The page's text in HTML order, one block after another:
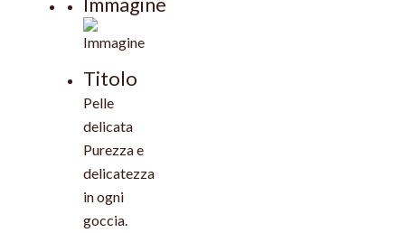
Titolo
Pelle
delicata
Purezza e
delicatezza
in ogni
goccia.